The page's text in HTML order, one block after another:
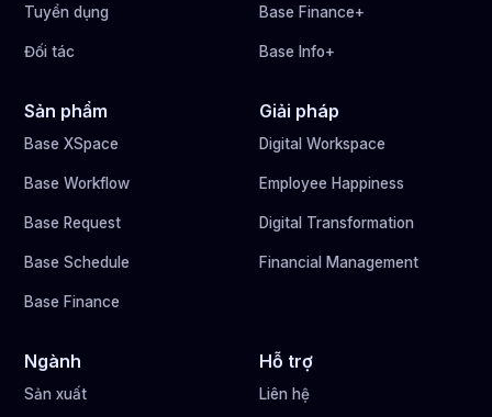
Tuyển dụng
Đối tác
Base Finance+
Base Info+
Sản phẩm
Base XSpace
Base Workflow
Base Request
Base Schedule
Base Finance
Giải pháp
Digital Workspace
Employee Happiness
Digital Transformation
Financial Management
Ngành
Sản xuất
Hỗ trợ
Liên hệ